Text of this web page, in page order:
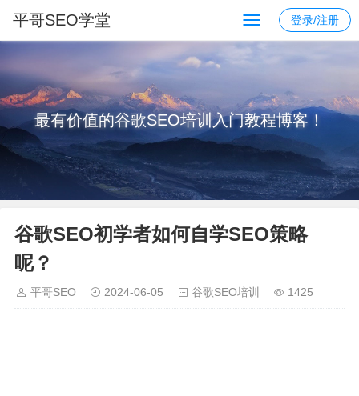
平哥SEO学堂 登录/注册
最有价值的谷歌SEO培训入门教程博客！
谷歌SEO初学者如何自学SEO策略
呢？
平哥SEO 2024-06-05 谷歌SEO培训 1425